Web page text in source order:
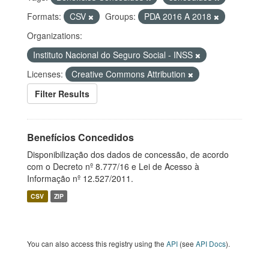
Formats:
CSV Groups:
PDA 2016 A 2018
Organizations:
Instituto Nacional do Seguro Social - INSS
Licenses:
Creative Commons Attribution
Filter Results
Benefícios Concedidos
Disponibilização dos dados de concessão, de acordo
com o Decreto nº 8.777/16 e Lei de Acesso à
Informação nº 12.527/2011.
CSV ZIP
You can also access this registry using the API (see API Docs).